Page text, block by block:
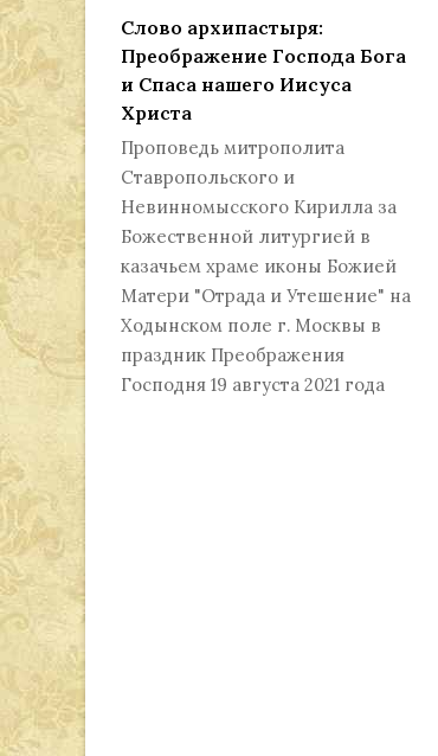
Слово архипастыря:
Преображение Господа Бога
и Спаса нашего Иисуса
Христа
Проповедь митрополита
Ставропольского и
Невинномысского Кирилла за
Божественной литургией в
казачьем храме иконы Божией
Матери "Отрада и Утешение" на
Ходынском поле г. Москвы в
праздник Преображения
Господня 19 августа 2021 года